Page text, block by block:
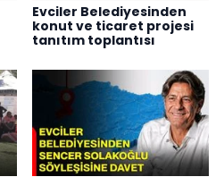
Evciler Belediyesinden
konut ve ticaret projesi
tanıtım toplantısı